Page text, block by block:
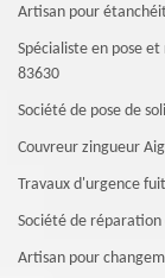
Artisan pour
Spécialiste en pose
83630
Société de pose de
Couvreur zingueur
Travaux d'urgence
Société de
Artisan pour